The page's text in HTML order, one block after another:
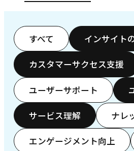
すべて インサイト
カスタマーサクセス支援
ユーザーサポート
サービス理解 ナレ
エンゲージメント向上